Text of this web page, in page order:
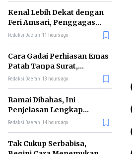
Kenal Lebih Dekat dengan
Feri Amsari, Penggagas
Kabinet Bayangan
Redaksi Daerah 11 hours ago
Cara Gadai Perhiasan Emas
Patah Tanpa Surat,
Ternyata Tetap Bisa!
Redaksi Daerah 13 hours ago
Ramai Dibahas, Ini
Penjelasan Lengkap
tentang Konsep Kabinet
Redaksi Daerah 14 hours ago
Tak Cukup Serbabisa,